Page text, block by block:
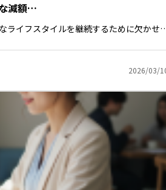
減額…
ライフスタイルを継続するために欠かせ
2026/03/